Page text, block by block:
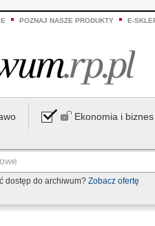
POZNAJ NASZE PRODUKTY E-
Ekonomia i biznes
dostęp do archiwum? Zobacz ofertę